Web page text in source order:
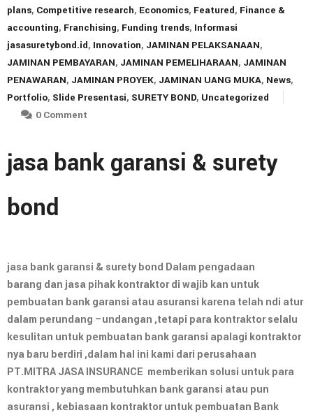
plans, Competitive research, Economics, Featured, Finance &
accounting, Franchising, Funding trends, Informasi
jasasuretybond.id, Innovation, JAMINAN PELAKSANAAN,
JAMINAN PEMBAYARAN, JAMINAN PEMELIHARAAN, JAMINAN
PENAWARAN, JAMINAN PROYEK, JAMINAN UANG MUKA, News,
Portfolio, Slide Presentasi, SURETY BOND, Uncategorized
0 Comment
jasa bank garansi & surety
bond
jasa bank garansi & surety bond Dalam pengadaan
barang dan jasa pihak kontraktor di wajib kan untuk
pembuatan bank garansi atau asuransi karena telah ndi atur
dalam perundang –undangan ,tetapi para kontraktor selalu
kesulitan untuk pembuatan bank garansi apalagi kontraktor
nya baru berdiri ,dalam hal ini kami dari perusahaan
PT.MITRA JASA INSURANCE memberikan solusi untuk para
kontraktor yang membutuhkan bank garansi atau pun
asuransi , kebiasaan kontraktor untuk pembuatan Bank